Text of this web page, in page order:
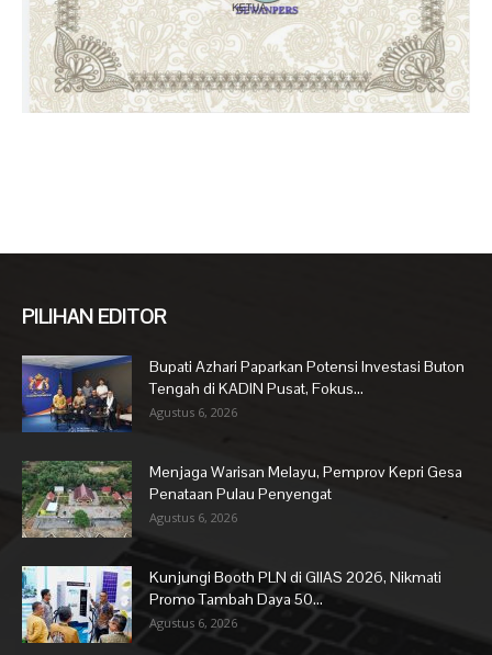
PILIHAN EDITOR
Bupati Azhari Paparkan Potensi Investasi Buton
Tengah di KADIN Pusat, Fokus...
Agustus 6, 2026
Menjaga Warisan Melayu, Pemprov Kepri Gesa
Penataan Pulau Penyengat
Agustus 6, 2026
Kunjungi Booth PLN di GIIAS 2026, Nikmati
Promo Tambah Daya 50...
Agustus 6, 2026